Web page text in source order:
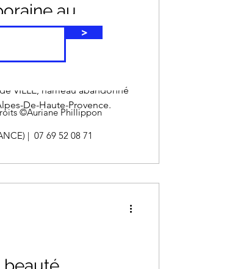
au
: Un Voyage
à la
de l'artiste Auriane
VILLE, hameau abandonné
De-Haute-Provence.
>
©Auriane Phillippon
| 07 69 52 08 71